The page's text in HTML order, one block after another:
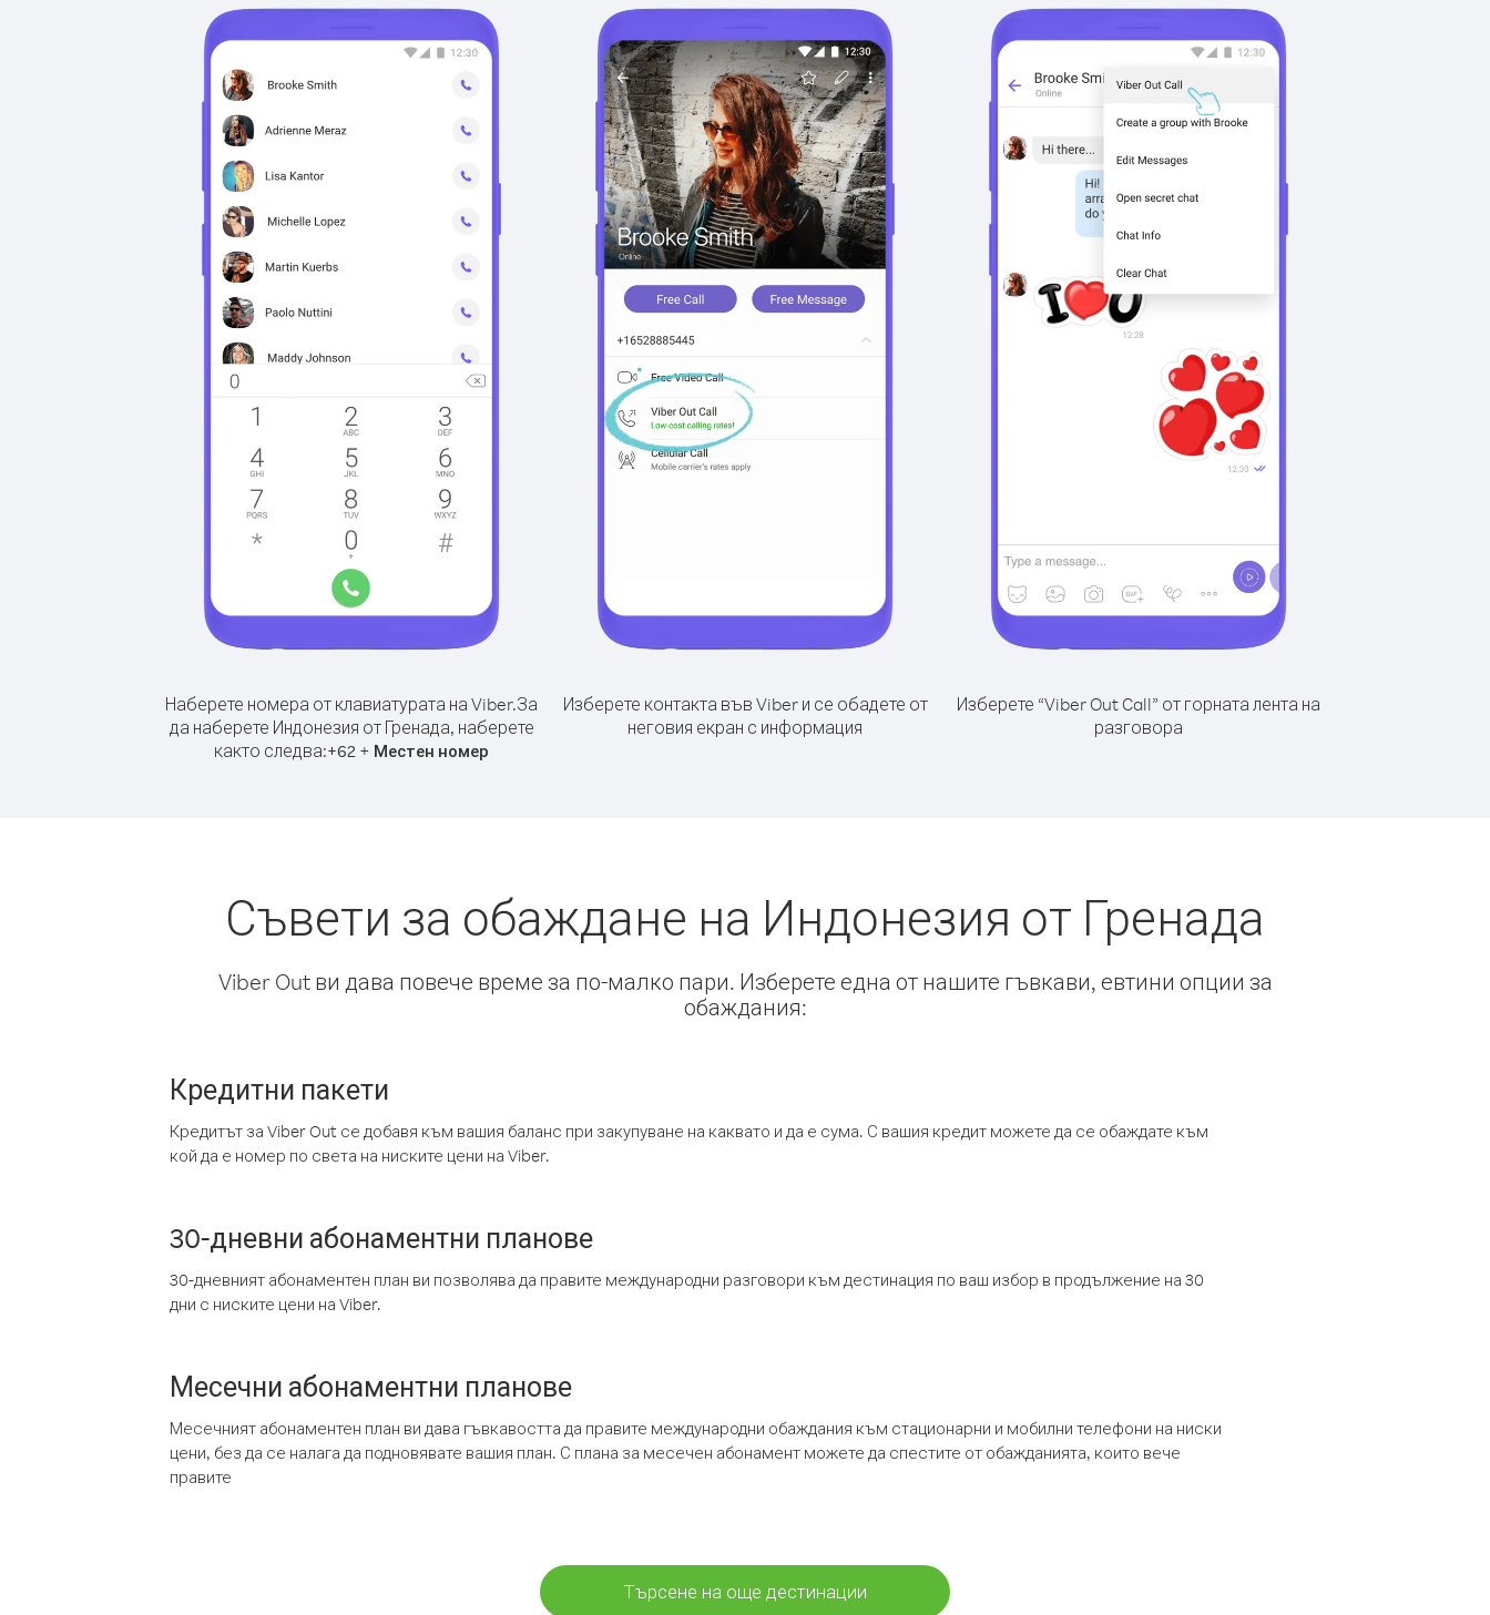
Наберете номера от клавиатурата на Viber.За
да наберете Индонезия от Гренада, наберете
както следва:+62 + Местен номер
Изберете контакта във Viber и се обадете от
неговия екран с информация
Изберете “Viber Out Call” от горната лента на
разговора
Съвети за обаждане на Индонезия от Гренада
Viber Out ви дава повече време за по-малко пари. Изберете една от нашите гъвкави, евтини опции за
обаждания:
Кредитни пакети
Кредитът за Viber Out се добавя към вашия баланс при закупуване на каквато и да е сума. С вашия кредит можете да се обаждате към
кой да е номер по света на ниските цени на Viber.
30-дневни абонаментни планове
30-дневният абонаментен план ви позволява да правите международни разговори към дестинация по ваш избор в продължение на 30
дни с ниските цени на Viber.
Месечни абонаментни планове
Месечният абонаментен план ви дава гъвкавостта да правите международни обаждания към стационарни и мобилни телефони на ниски
цени, без да се налага да подновявате вашия план. С плана за месечен абонамент можете да спестите от обажданията, които вече
правите
Търсене на още дестинации